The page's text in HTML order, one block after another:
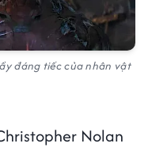
đáng tiếc của nhân vật
Nolan